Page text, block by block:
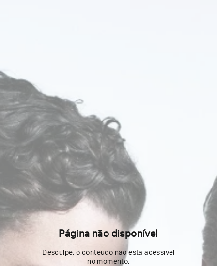
Página não disponível
Desculpe, o conteúdo não está acessível
no momento.